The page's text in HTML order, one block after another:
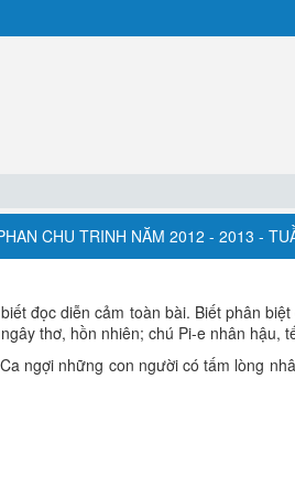
CHU TRINH NĂM 2012 - 2013 -
đọc diễn cảm toàn bài. Biết phân
thơ, hồn nhiên; chú Pi-e nhân hậu,
ngợi những con người có tấm lòng